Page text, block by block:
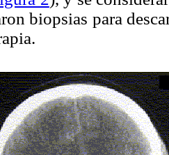
biopsias para